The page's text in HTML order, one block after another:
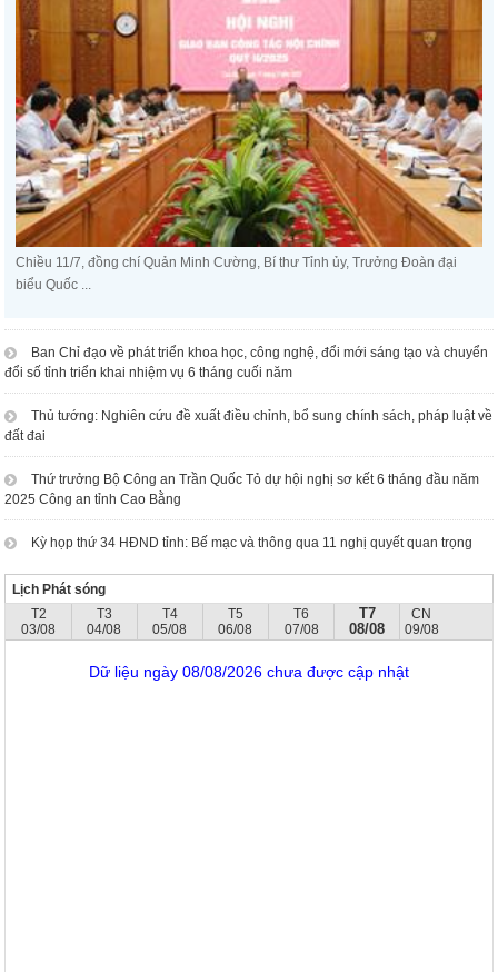
Chiều 11/7, đồng chí Quản Minh Cường, Bí thư Tỉnh ủy, Trưởng Đoàn đại
biểu Quốc ...
Ban Chỉ đạo về phát triển khoa học, công nghệ, đổi mới sáng tạo và chuyển
đổi số tỉnh triển khai nhiệm vụ 6 tháng cuối năm
Thủ tướng: Nghiên cứu đề xuất điều chỉnh, bổ sung chính sách, pháp luật về
đất đai
Thứ trưởng Bộ Công an Trần Quốc Tỏ dự hội nghị sơ kết 6 tháng đầu năm
2025 Công an tỉnh Cao Bằng
Kỳ họp thứ 34 HĐND tỉnh: Bế mạc và thông qua 11 nghị quyết quan trọng
Lịch Phát sóng
T2
03/08
T3
04/08
T4
05/08
T5
06/08
T6
07/08
T7
08/08
CN
09/08
Dữ liệu ngày 08/08/2026 chưa được cập nhật